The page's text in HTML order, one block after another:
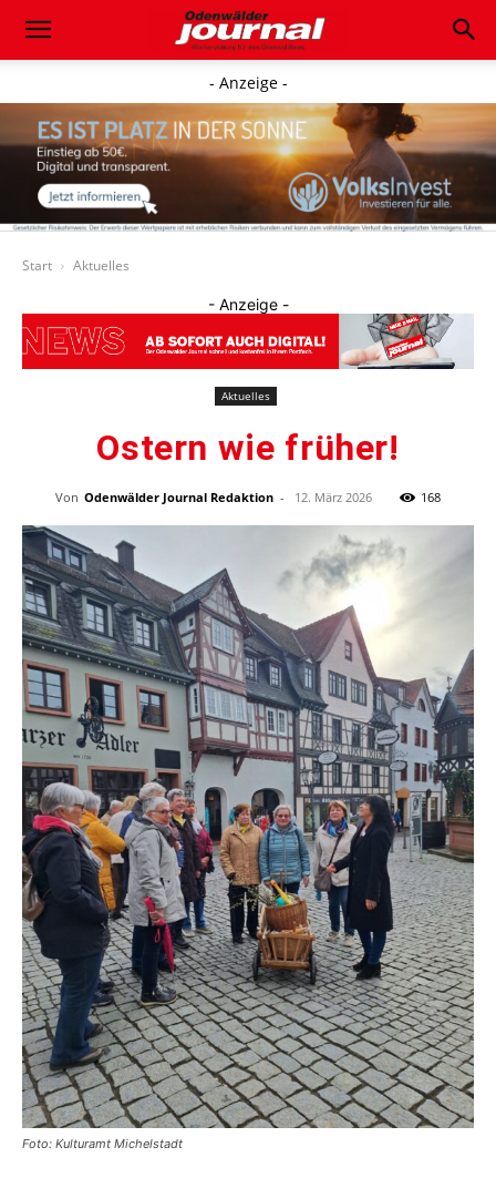
- Anzeige -
Start Aktuelles
- Anzeige -
Aktuelles
Ostern wie früher!
Von Odenwälder Journal Redaktion - 12. März 2026 168
Foto: Kulturamt Michelstadt